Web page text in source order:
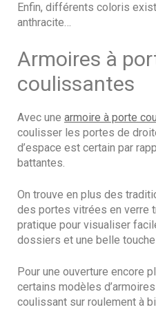
Enfin, différents coloris
anthracite…
Armoires à
coulissantes
Avec une armoire à porte
coulisser les portes de
d’espace est certain par
battantes.
On trouve en plus des
des portes vitrées en verre
pratique pour visualiser
dossiers et une belle
Pour une ouverture encore
certains modèles
coulissant sur roulement à